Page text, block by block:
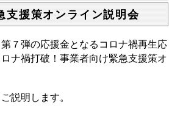
援策オンライン説明会
７弾の応援金となるコロナ禍再生応
ナ禍打破！事業者向け緊急支援策オ
説明します。